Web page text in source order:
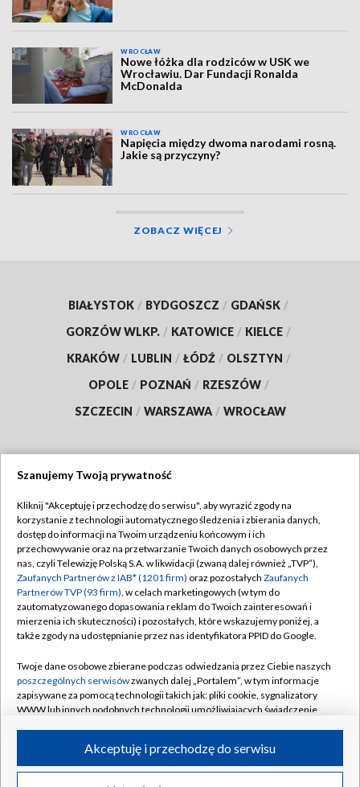
WROCŁAW
Nowe łóżka dla rodziców w USK we
Wrocławiu. Dar Fundacji Ronalda
McDonalda
WROCŁAW
Napięcia między dwoma narodami rosną.
Jakie są przyczyny?
ZOBACZ WIĘCEJ
BIAŁYSTOK / BYDGOSZCZ / GDAŃSK /
GORZÓW WLKP. / KATOWICE / KIELCE /
KRAKÓW / LUBLIN / ŁÓDŹ / OLSZTYN /
OPOLE / POZNAŃ / RZESZÓW /
SZCZECIN / WARSZAWA / WROCŁAW
TVP
Abonament TVP
Emisja w TVP
Centrum informacji TVP
Naziemna Telewizja Cyfrowa
Rada Programowa
System NOS
Informacje o nadawcy
Program dla prasy
Regulamin TVP
Polityka prywatności
Moje zgody
Pomoc
Kontakt
Kanały
©2026 Telewizja Polska S.A. w likwidacji
Szanujemy Twoją prywatność
Kliknij "Akceptuję i przechodzę do serwisu", aby wyrazić zgody na
korzystanie z technologii automatycznego śledzenia i zbierania danych,
dostęp do informacji na Twoim urządzeniu końcowym i ich
przechowywanie oraz na przetwarzanie Twoich danych osobowych przez
nas, czyli Telewizję Polską S.A. w likwidacji (zwaną dalej również „TVP”),
Zaufanych Partnerów z IAB* (1201 firm) oraz pozostałych Zaufanych
Partnerów TVP (93 firm), w celach marketingowych (w tym do
zautomatyzowanego dopasowania reklam do Twoich zainteresowań i
mierzenia ich skuteczności) i pozostałych, które wskazujemy poniżej, a
także zgody na udostępnianie przez nas identyfikatora PPID do Google.
Twoje dane osobowe zbierane podczas odwiedzania przez Ciebie naszych
poszczególnych serwisówzwanych dalej „Portalem”, w tym informacje
zapisywane za pomocą technologii takich jak: pliki cookie, sygnalizatory
WWW lub innych podobnych technologii umożliwiających świadczenie
ruchu w Internecie.
Twoje dane osobowe zbierane podczas odwiedzania przez Ciebie
Akceptuję i przechodzę do serwisu